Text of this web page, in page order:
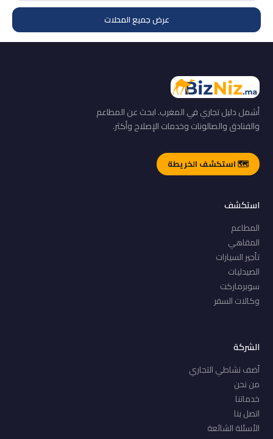
عرض جميع المحلات
أشمل دليل تجاري في المغرب. ابحث عن المطاعم
والفنادق والصالونات وخدمات الإصلاح وأكثر.
🗺️ استكشف الخريطة
استكشف
المطاعم
المقاهي
تأجير السيارات
الصيدليات
سوبرماركت
وكالات السفر
الشركة
أضف نشاطي التجاري
من نحن
خدماتنا
اتصل بنا
الأسئلة الشائعة